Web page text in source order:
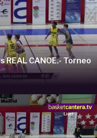
REAL CANOE.- Torneo